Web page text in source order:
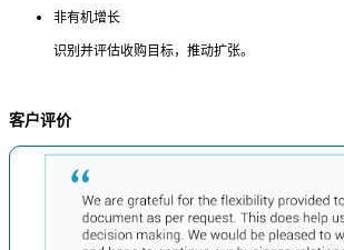
非有机增长
识别并评估收购目标，推动扩张。
客户评价